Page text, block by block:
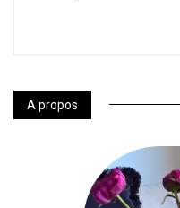
A propos